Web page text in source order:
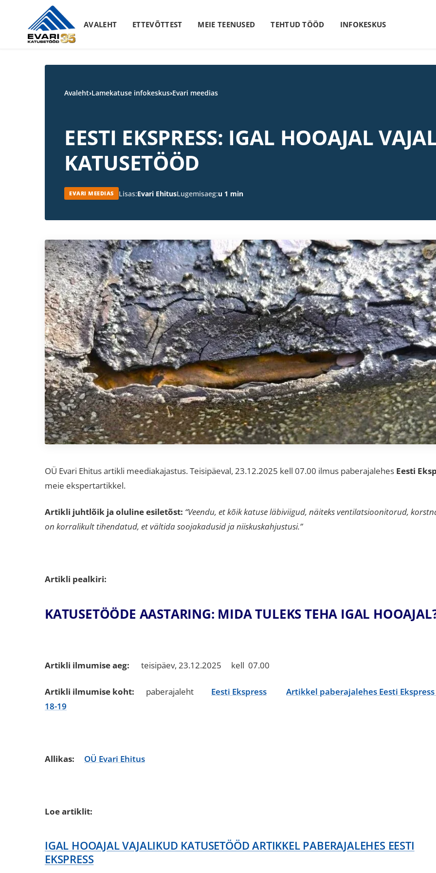
Skip to content
AVALEHT ETTEVÕTTEST MEIE TEENUSED TEHTUD TÖÖD INFOKESKUS
Avaleht›Lamekatuse infokeskus›Evari meedias
EESTI EKSPRESS: IGAL HOOAJAL
KATUSETÖÖD
EVARI MEEDIAS Lisas:Evari EhitusLugemisaeg:u 1 min
OÜ Evari Ehitus artikli meediakajastus. Teisipäeval, 23.12.2025 kell 07.00 ilmus paberajalehes Eesti
meie ekspertartikkel.
Artikli juhtlõik ja oluline esiletõst: “Veendu, et kõik katuse läbiviigud, näiteks ventilatsioonitorud,
on korralikult tihendatud, et vältida soojakadusid ja niiskuskahjustusi.”
Artikli pealkiri:
KATUSETÖÖDE AASTARING: MIDA TULEKS TEHA IGAL
Artikli ilmumise aeg: teisipäev, 23.12.2025 kell 07.00
Artikli ilmumise koht: paberajaleht Eesti Ekspress
Artikkel paberajalehes Eesti
18-19
Allikas: OÜ Evari Ehitus
Loe artiklit:
IGAL HOOAJAL VAJALIKUD KATUSETÖÖD ARTIKKEL PABERAJALEHES EESTI
EKSPRESS